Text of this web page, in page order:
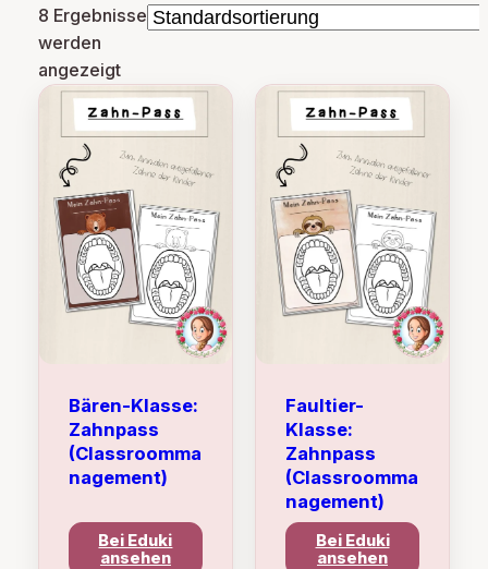
8 Ergebnisse
werden
angezeigt
Bären-Klasse:
Zahnpass
(Classroomma
nagement)
Bei Eduki
ansehen
Faultier-
Klasse:
Zahnpass
(Classroomma
nagement)
Bei Eduki
ansehen